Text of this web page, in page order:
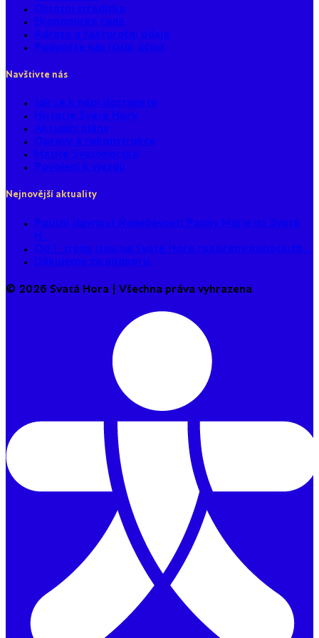
Ostatní střediska
Ekonomická rada
Adresa a fakturační údaje
Podpořte nás (číslo účtu)
Navštivte nás
Jak se k nám dostanete
Historie Svaté Hory
Aktuální plány
Opravy a rekonstrukce
Matice Svatohorská
Povolení k vjezdu
Nejnovější aktuality
Poutní slavnost Nanebevzetí Panny Marie na Svaté
H...
Od 1. srpna jsou na Svaté Hoře rozšířeny bohoslužb...
Děkujeme za podporu.
© 2026 Svatá Hora | Všechna práva vyhrazena